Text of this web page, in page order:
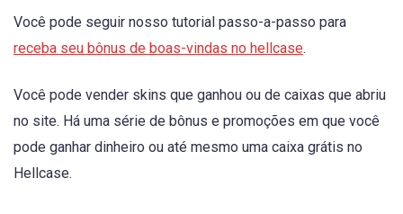
Você pode seguir nosso tutorial passo-a-passo para
receba seu bônus de boas-vindas no hellcase.
Você pode vender skins que ganhou ou de caixas que abriu
no site. Há uma série de bônus e promoções em que você
pode ganhar dinheiro ou até mesmo uma caixa grátis no
Hellcase.